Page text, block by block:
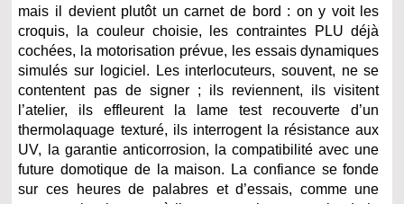
mais il devient plutôt un carnet de bord : on y voit les
croquis, la couleur choisie, les contraintes PLU déjà
cochées, la motorisation prévue, les essais dynamiques
simulés sur logiciel. Les interlocuteurs, souvent, ne se
contentent pas de signer ; ils reviennent, ils visitent
l’atelier, ils effleurent la lame test recouverte d’un
thermolaquage texturé, ils interrogent la résistance aux
UV, la garantie anticorrosion, la compatibilité avec une
future domotique de la maison. La confiance se fonde
sur ces heures de palabres et d’essais, comme une